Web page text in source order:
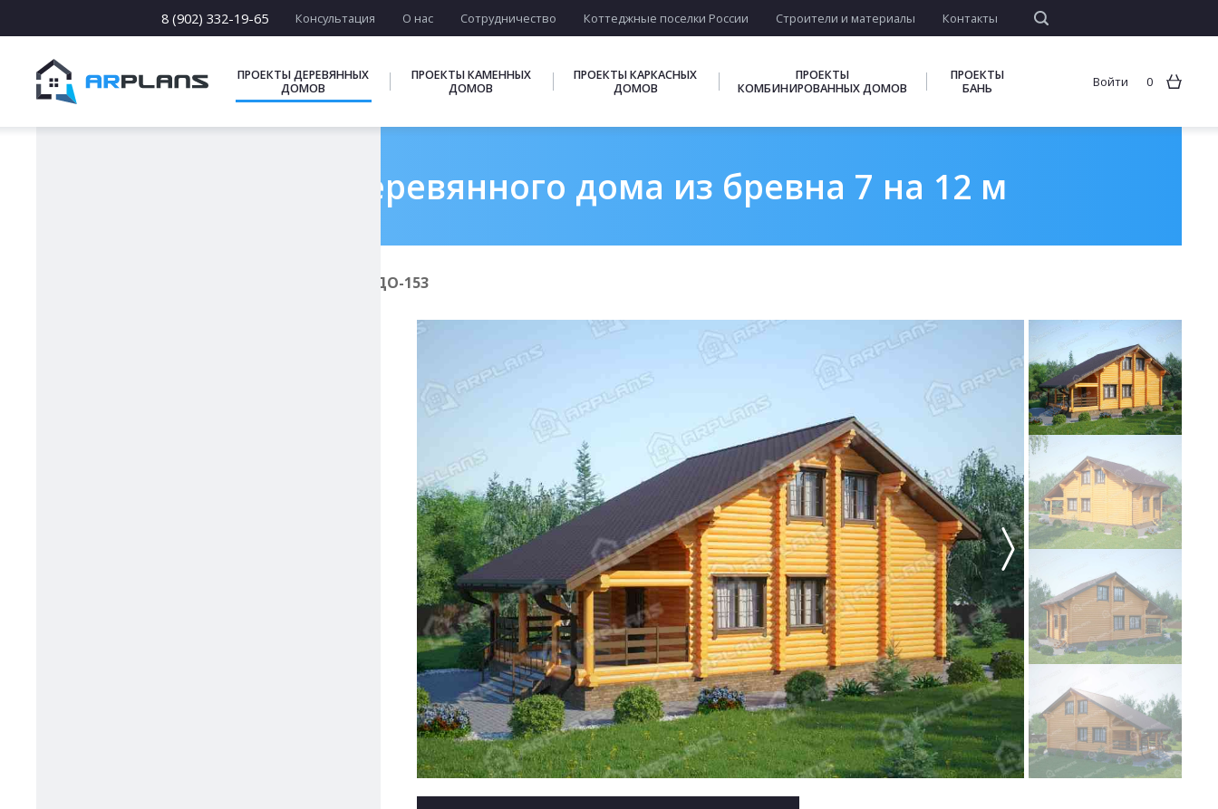
8 (902) 332-19-65 Консультация О нас Сотрудничество Коттеджные поселки России Строители и материалы Контакты
ПРОЕКТЫ ДЕРЕВЯННЫХ
ДОМОВ
ПРОЕКТЫ КАМЕННЫХ
ДОМОВ
ПРОЕКТЫ КАРКАСНЫХ
ДОМОВ
ПРОЕКТЫ
КОМБИНИРОВАННЫХ ДОМОВ
ПРОЕКТЫ
БАНЬ
Войти 0
Проект деревянного дома из бревна 7 на 12 м
ДО-153
15 х [15-23]
16 х [16-20]
ПОДБОРКИ